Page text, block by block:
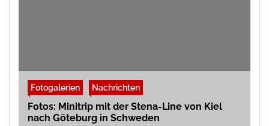
Fotogalerien Nachrichten
Fotos: Minitrip mit der Stena-Line von Kiel
nach Göteburg in Schweden